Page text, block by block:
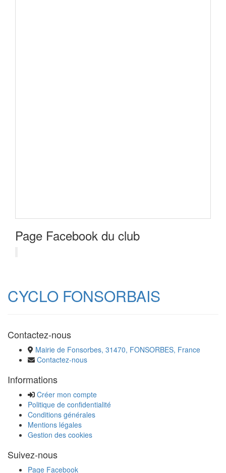
Page Facebook du club
CYCLO FONSORBAIS
Contactez-nous
Mairie de Fonsorbes, 31470, FONSORBES, France
Contactez-nous
Informations
Créer mon compte
Politique de confidentialité
Conditions générales
Mentions légales
Gestion des cookies
Suivez-nous
Page Facebook